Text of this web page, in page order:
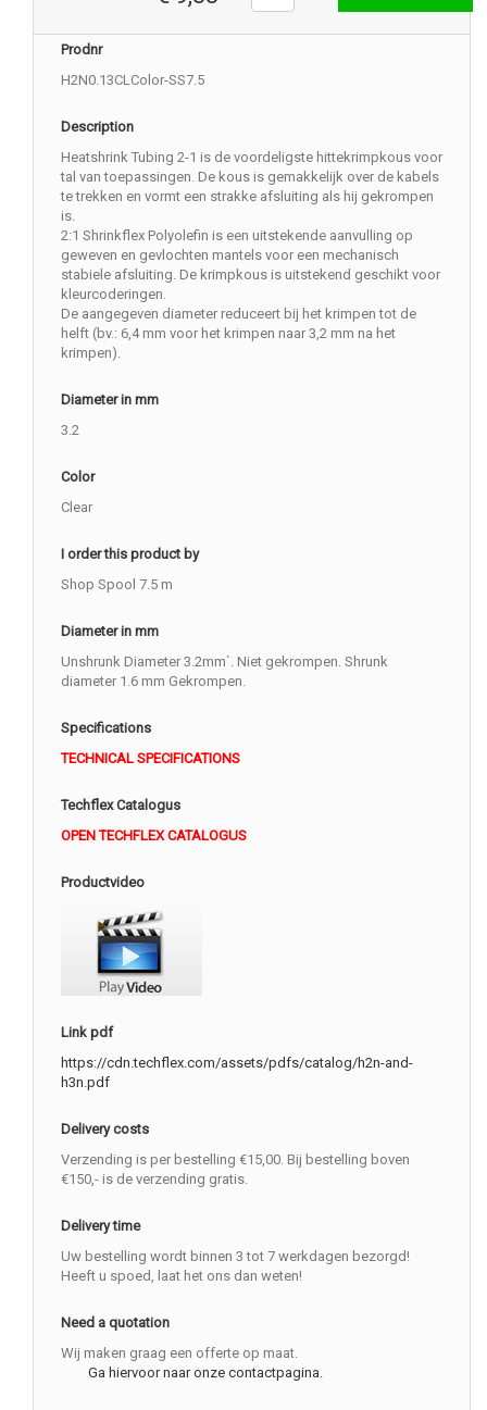
Prodnr
H2N0.13CLColor-SS7.5
Description
Heatshrink Tubing 2-1 is de voordeligste hittekrimpkous voor
tal van toepassingen. De kous is gemakkelijk over de kabels
te trekken en vormt een strakke afsluiting als hij gekrompen
is.
2:1 Shrinkflex Polyolefin is een uitstekende aanvulling op
geweven en gevlochten mantels voor een mechanisch
stabiele afsluiting. De krimpkous is uitstekend geschikt voor
kleurcoderingen.
De aangegeven diameter reduceert bij het krimpen tot de
helft (bv.: 6,4 mm voor het krimpen naar 3,2 mm na het
krimpen).
Diameter in mm
3.2
Color
Clear
I order this product by
Shop Spool 7.5 m
Diameter in mm
Unshrunk Diameter 3.2mm`. Niet gekrompen. Shrunk
diameter 1.6 mm Gekrompen.
Specifications
TECHNICAL SPECIFICATIONS
Techflex Catalogus
OPEN TECHFLEX CATALOGUS
Productvideo
Link pdf
https://cdn.techflex.com/assets/pdfs/catalog/h2n-and-
h3n.pdf
Delivery costs
Verzending is per bestelling €15,00. Bij bestelling boven
€150,- is de verzending gratis.
Delivery time
Uw bestelling wordt binnen 3 tot 7 werkdagen bezorgd!
Heeft u spoed, laat het ons dan weten!
Need a quotation
Wij maken graag een offerte op maat.
Ga hiervoor naar onze contactpagina.